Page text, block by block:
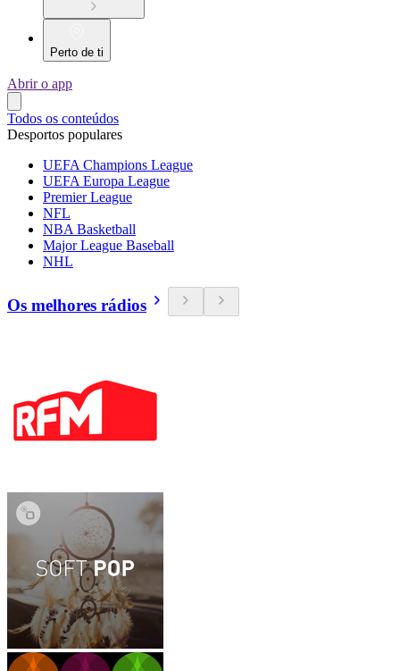
Perto de ti
Abrir o app
Todos os conteúdos
Desportos populares
UEFA Champions League
UEFA Europa League
Premier League
NFL
NBA Basketball
Major League Baseball
NHL
Os melhores rádios